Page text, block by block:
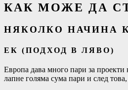
КАК МОЖЕ ДА
НЯКОЛКО НАЧИНА
ЕК (ПОДХОД В ЛЯВО)
Европа дава много пари за проекти
лапне голяма сума пари и след